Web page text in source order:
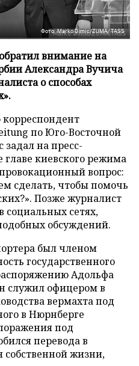
Фото: Marko Dimic/ZUMA/TASS
внимание на
Александра Вучича
о способах
корреспондент
по Юго-Восточной
на пресс-
киевского режима
вопрос:
сделать, чтобы помочь
Позже журналист
социальных сетях,
обсуждений.
был членом
государственного
Адольфа
служил офицером в
вермахта под
в Нюрнберге
под
перевода в
собственной жизни,